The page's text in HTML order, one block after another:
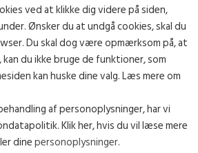
ved at klikke dig videre på siden,
Ønsker du at undgå cookies, skal du
Du skal dog være opmærksom på, at
du ikke bruge de funktioner, som
kan huske dine valg. Læs mere om
af personoplysninger, har vi
Klik her, hvis du vil læse mere
dinepersonoplysninger.